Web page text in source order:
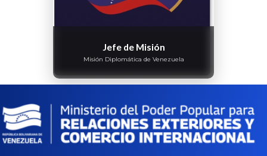
Jefe de Misión
Misión Diplomática de Venezuela